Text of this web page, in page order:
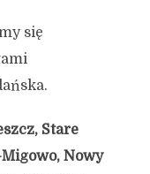
się
Stare
Nowy